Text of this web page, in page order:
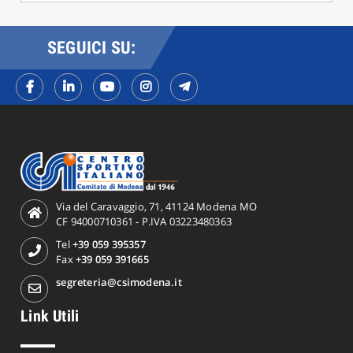
SEGUICI SU:
Via del Caravaggio, 71, 41124 Modena MO
CF 94000710361 - P.IVA 03223480363
Tel+39 059 395357
Fax+39 059 391665
segreteria@csimodena.it
Link Utili